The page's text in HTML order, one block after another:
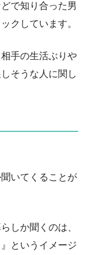
で知り合った男
クしています。
手の生活ぶりや
そうな人に関し
いてくることが
しか聞くのは、
というイメージ